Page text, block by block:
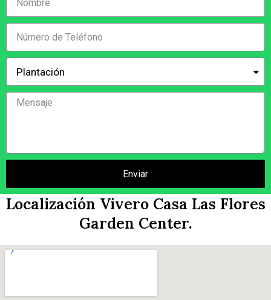
Enviar
Localización Vivero Casa Las Flores
Garden Center.